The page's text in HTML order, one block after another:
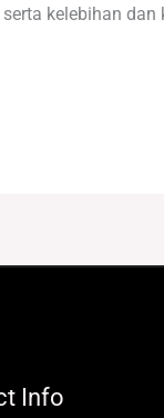
kelebihan dan
Info